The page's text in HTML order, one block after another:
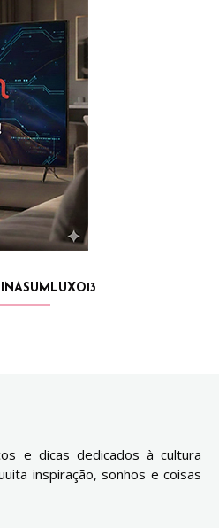
e dicas dedicados à cultura
inspiração, sonhos e coisas